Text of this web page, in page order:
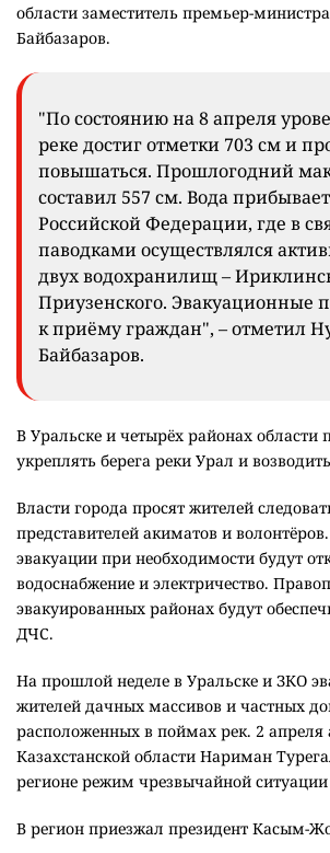
области заместитель премьер-
Байбазаров.
"По состоянию на 8 апреля
реке достиг отметки 703 см и
повышаться. Прошлогодний
составил 557 см. Вода
Российской Федерации, где в
паводками осуществлялся
двух водохранилищ –
Приузенского. Эвакуационные
к приёму граждан", – отметил
Байбазаров.
В Уральске и четырёх районах области
укреплять берега реки Урал и
Власти города просят жителей
представителей акиматов и
эвакуации при необходимости будут
водоснабжение и электричество.
эвакуированных районах будут
ДЧС.
На прошлой неделе в Уральске и ЗКО
жителей дачных массивов и частных
расположенных в поймах рек. 2
Казахстанской области Нариман
регионе режим чрезвычайной ситуации
В регион приезжал президент Касым-